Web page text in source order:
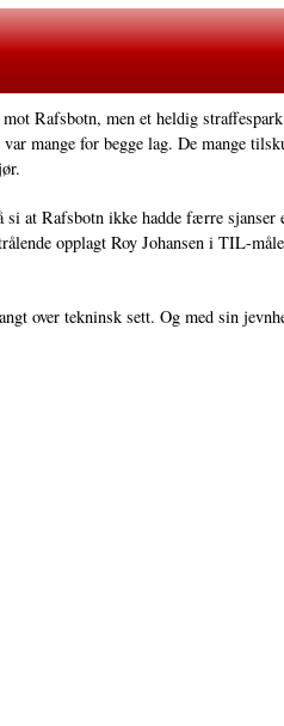
Rafsbotn, men et heldig
mange for begge lag. De mange
si at Rafsbotn ikke hadde færre sjanser
opplagt Roy Johansen i TIL-
over tekninsk sett. Og med sin